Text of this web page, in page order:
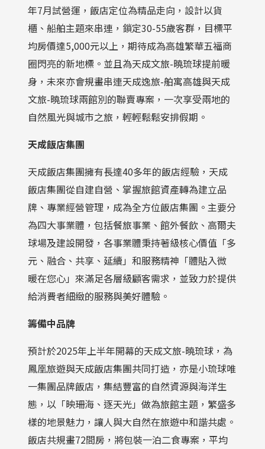
年7月試營運，飯店定位為精品走向，設計以貨
櫃、船舶主題來串連，鎖定30-55歲客群，目標平
均房價達5,000元以上，期待成為高雄繁華五福商
圈閃亮的新地標。並且為天成文旅-曉琉球提前暖
身，未來亦會規畫串連天成逸旅-舶寓高雄與天成
文旅-曉琉球兩館別的聯賣專案，一次享受兩地的
自然風光與城市之旅，輕輕鬆鬆安排假期。
天成飯店集團
天成飯店集團擁有長達40多年的飯店經驗，天成
飯店集團從自建自營、掌握旅館資產轉為建立品
牌、專業經營管理，成為全方位飯店集團。主要分
為四大事業體，包括餐旅事業、館外餐飲、高爾夫
球場及建設開發，各事業體秉持著級核心價值「多
元、融合、共享、延續」和服務精神「體貼入微
暖在您心」來滿足各層級顧客需求，並致力於提供
給消費者細緻的服務與美好體驗。
籌備中品牌
預計於2025年上半年開幕的天成文旅-曉琉球，為
鳳凰旅遊與天成飯店集團共同打造，亦是小琉球唯
一集團品牌飯店，集結豐富的自然資源與海洋生
態，以「映珊海、逐天光」做為旅館主題，繁盛多
樣的地景魅力，讓人與大自然在旅遊中和諧共處。
飯店共規畫72間房，將包裝一泊二食專案，平均